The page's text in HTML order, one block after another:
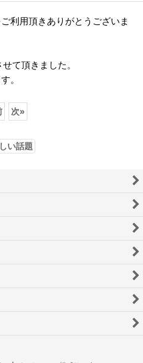
利用頂きありがとうございま
て頂きました。
。
次»
い話題